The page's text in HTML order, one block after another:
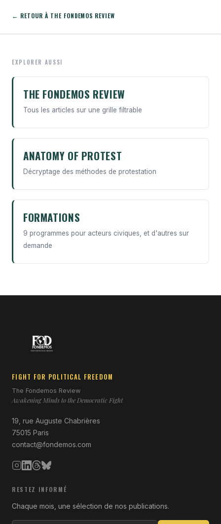
← RETOUR À THE FONDEMOS REVIEW
EXPLORER AUSSI
THE FONDEMOS REVIEW
Tous les articles sur une grille filtrable
ANATOMY OF PROTEST
Décryptage des méthodes de protestation
FORMATIONS
9 programmes pour acteurs civiques, et d'autres sur
demande
FIGHT FOR POLITICAL FREEDOM
The Fondemos Review
Awakening Minds to the Democratic Fight
19, rue Auguste Chabrières
75015 Paris
contact@fondemos.com
RESTEZ INFORMÉ
Chaque mois, une sélection de nos publications.